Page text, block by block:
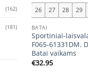
(162)
(181)
26 27 28 29
BATAI
Sportiniai-
F065-61331DM.
Batai vaikams
€32.95